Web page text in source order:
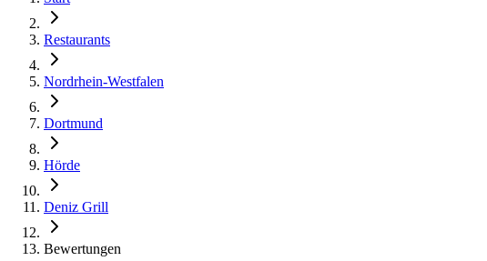
Restaurants
Nordrhein-Westfalen
Dortmund
Hörde
Deniz Grill
Bewertungen